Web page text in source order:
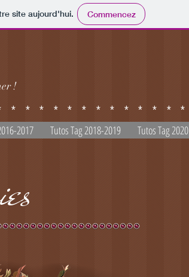
site aujourd'hui. Commencez
!
2017 Tutos Tag 2018-2019 Tutos Tag 2020